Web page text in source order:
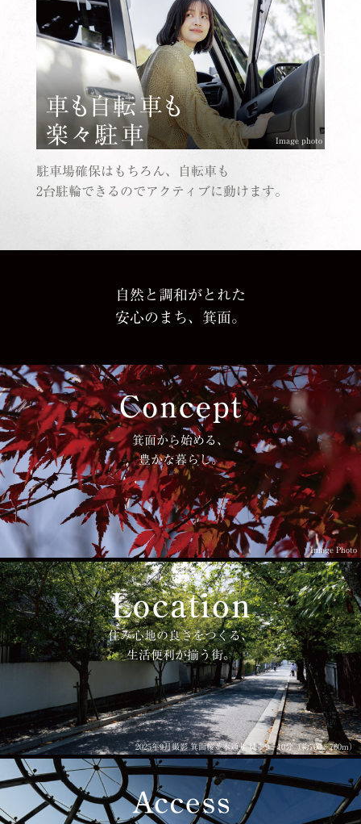
Image photo
駐車場確保はもちろん、自転車も
2台駐輪できるのでアクティブに動けます。
自然と調和がとれた
安心のまち、箕面。
箕面から始める、
豊かな暮らし。
Image Photo
住み心地の良さをつくる、
生活便利が揃う街。
2025年9月撮影 箕面桜並木通り 徒歩9〜10分（約700〜760m）